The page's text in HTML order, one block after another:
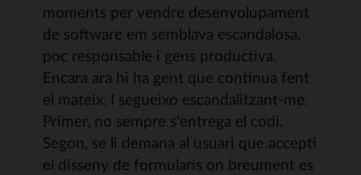
moments per vendre desenvolupament
de software em semblava escandalosa,
poc responsable i gens productiva.
Encara ara hi ha gent que continua fent
el mateix. I segueixo escandalitzant-me.
Primer, no sempre s'entrega el codi.
Segon, se li demana al usuari que accepti
el disseny de formularis on breument es